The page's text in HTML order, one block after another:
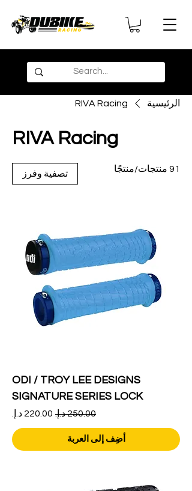
الرئيسية RIVA Racing
RIVA Racing
91 منتجات/منتجًا تصفية وفرز
ODI / TROY LEE DESIGNS
SIGNATURE SERIES LOCK
سعر عادي سعر البيع
أضِف إلى العربة